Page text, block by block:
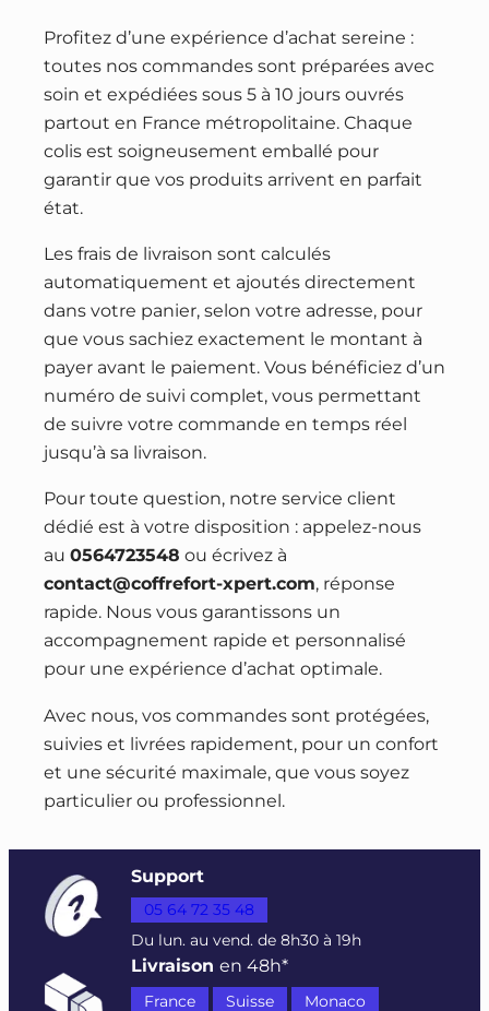
Profitez d’une expérience d’achat sereine :
toutes nos commandes sont préparées avec
soin et expédiées sous 5 à 10 jours ouvrés
partout en France métropolitaine. Chaque
colis est soigneusement emballé pour
garantir que vos produits arrivent en parfait
état.
Les frais de livraison sont calculés
automatiquement et ajoutés directement
dans votre panier, selon votre adresse, pour
que vous sachiez exactement le montant à
payer avant le paiement. Vous bénéficiez d’un
numéro de suivi complet, vous permettant
de suivre votre commande en temps réel
jusqu’à sa livraison.
Pour toute question, notre service client
dédié est à votre disposition : appelez-nous
au 0564723548 ou écrivez à
contact@coffrefort-xpert.com, réponse
rapide. Nous vous garantissons un
accompagnement rapide et personnalisé
pour une expérience d’achat optimale.
Avec nous, vos commandes sont protégées,
suivies et livrées rapidement, pour un confort
et une sécurité maximale, que vous soyez
particulier ou professionnel.
Support
05 64 72 35 48
Du lun. au vend. de 8h30 à 19h
Livraisonen 48h*
France Suisse Monaco